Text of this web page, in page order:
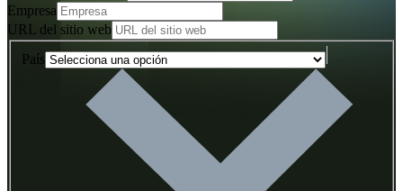
Empresa
URL del sitio web
País